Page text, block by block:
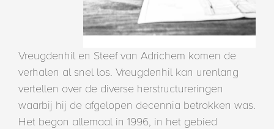
Vreugdenhil en Steef van Adrichem komen de
verhalen al snel los. Vreugdenhil kan urenlang
vertellen over de diverse herstructureringen
waarbij hij de afgelopen decennia betrokken was.
Het begon allemaal in 1996, in het gebied